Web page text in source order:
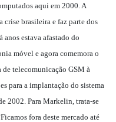
aqui em 2000. A
brasileira e faz parte dos
estava afastado do
móvel e agora comemora o
telecomunicação GSM à
para a implantação do sistema
2002. Para Markelin, trata-se
fora deste mercado até